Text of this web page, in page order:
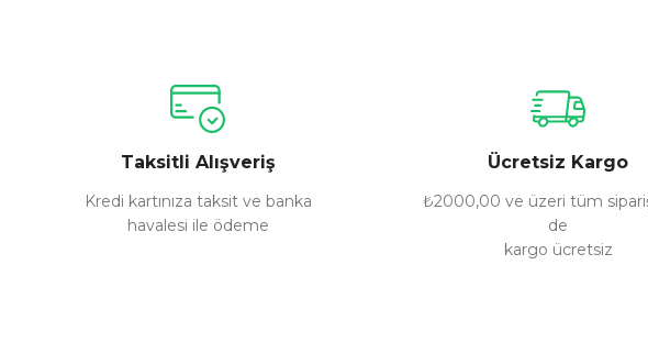
Ürün açıklamasında eksik bilgiler bulunuyor.
Ürün bilgilerinde hatalar bulunuyor.
Ürün fiyatı diğer sitelerden daha pahalı.
Bu ürüne benzer farklı alternatifler olmalı.
Taksitli Alışveriş
Kredi kartınıza taksit ve banka
havalesi ile ödeme
Ücretsiz Kargo
₺2000,00 ve üzeri tüm
de
kargo ücretsiz